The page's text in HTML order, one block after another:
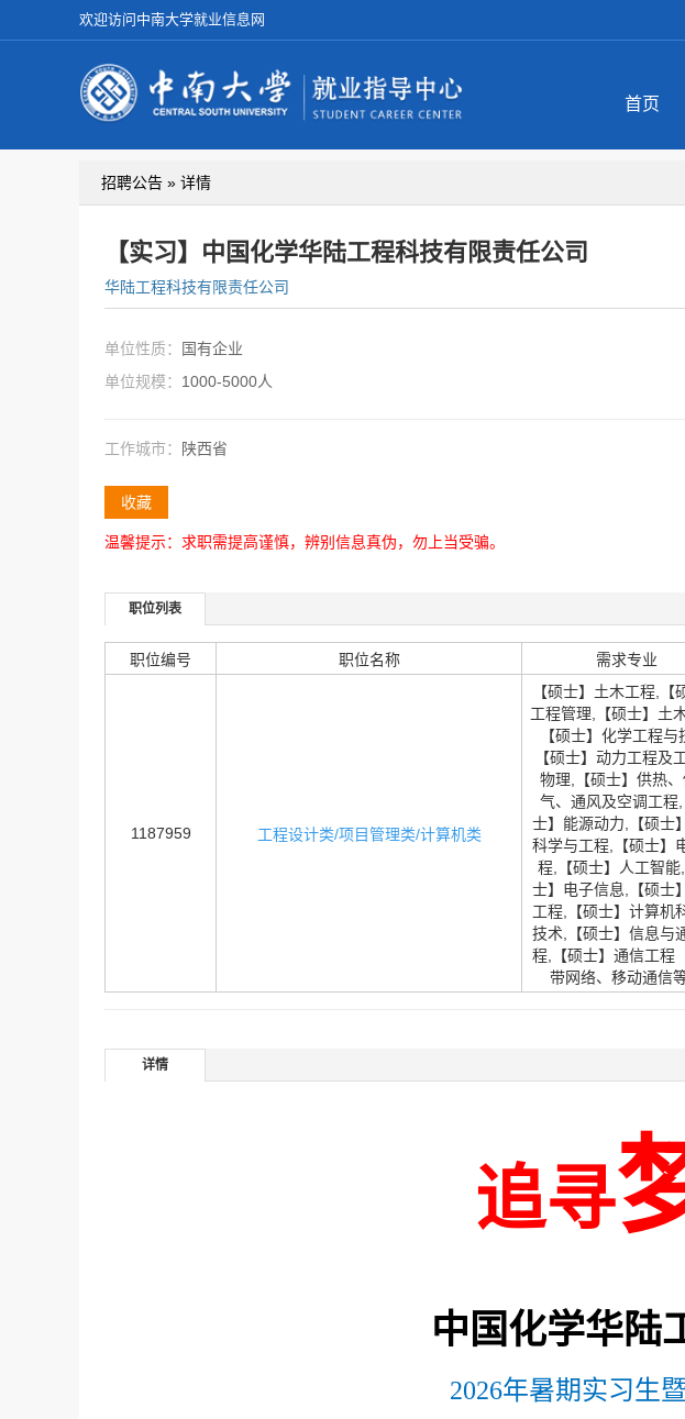
欢迎访问中南大学就业信息网
首页
招聘公告 » 详情
【实习】中国化学华陆工程科技有限责任公司
华陆工程科技有限责任公司
单位性质： 国有企业
单位规模： 1000-5000人
工作城市： 陕西省
收藏
温馨提示：求职需提高谨慎，辨别信息真伪，勿上当受骗。
职位列表
职位编号 职位名称 需求专业
1187959 工程设计类/项目管理类/计算机类
【硕士】土木工程,【
工程管理,【硕士】土木
【硕士】化学工程与
【硕士】动力工程及
物理,【硕士】供热
气、通风及空调工程
士】能源动力,【硕士
科学与工程,【硕士】
程,【硕士】人工智能
士】电子信息,【硕士
工程,【硕士】计算机
技术,【硕士】信息与
程,【硕士】通信工程
带网络、移动通信等
详情
追寻
中国化学华陆
2026年暑期实习生暨